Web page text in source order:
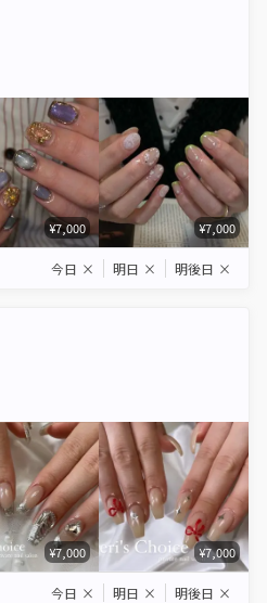
¥7,000 ¥7,000
今日 × 明日 × 明後日 ×
¥7,000 ¥7,000
今日 × 明日 × 明後日 ×